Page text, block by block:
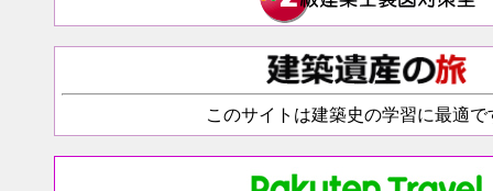
このサイトは建築史の学習に最適で